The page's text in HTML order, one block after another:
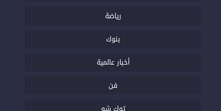
رياضة
بنوك
أخبار عالمية
فن